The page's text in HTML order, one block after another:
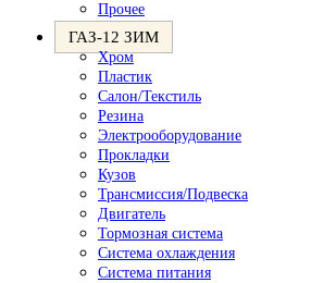
Прочее
ГАЗ-12 ЗИМ
Хром
Пластик
Салон/Текстиль
Резина
Электрооборудование
Прокладки
Кузов
Трансмиссия/Подвеска
Двигатель
Тормозная система
Система охлаждения
Система питания